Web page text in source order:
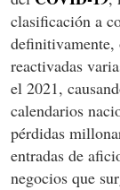
clasificación a
definitivamente,
reactivadas
el 2021,
calendarios
pérdidas
entradas de
negocios que